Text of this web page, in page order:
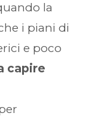
la
i piani di
e poco
capire